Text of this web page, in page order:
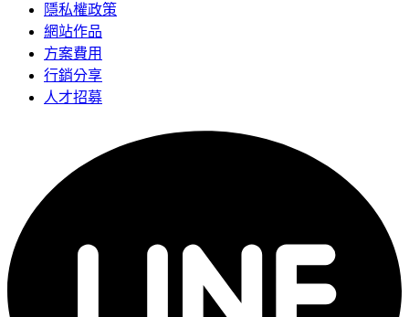
隱私權政策
網站作品
方案費用
行銷分享
人才招募